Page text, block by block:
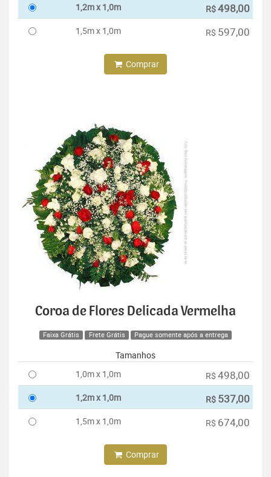
1,2m x 1,0m R$498,00
1,5m x 1,0m R$ 597,00
Comprar
Coroa de Flores Delicada Vermelha
Faixa Grátis Frete Grátis Pague somente após a entrega
Tamanhos
1,0m x 1,0m
R$ 498,00
1,2m x 1,0m R$ 537,00
1,5m x 1,0m R$ 674,00
Comprar